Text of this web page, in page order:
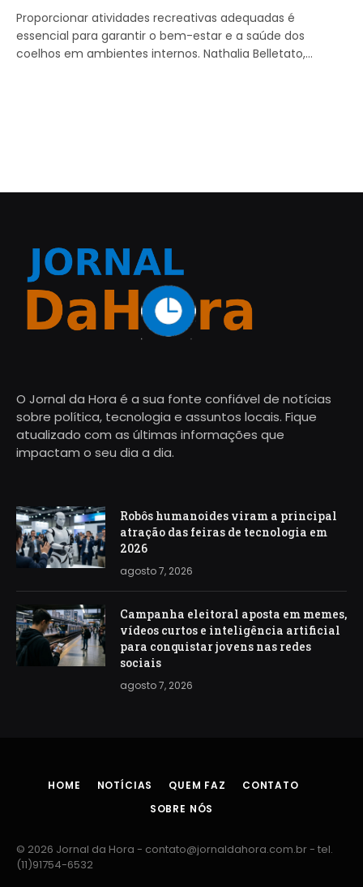
Proporcionar atividades recreativas adequadas é
essencial para garantir o bem-estar e a saúde dos
coelhos em ambientes internos. Nathalia Belletato,…
O Jornal da Hora é a sua fonte confiável de notícias
sobre política, tecnologia e assuntos locais. Fique
atualizado com as últimas informações que
impactam o seu dia a dia.
Robôs humanoides viram a principal
atração das feiras de tecnologia em
2026
agosto 7, 2026
Campanha eleitoral aposta em memes,
vídeos curtos e inteligência artificial
para conquistar jovens nas redes
sociais
agosto 7, 2026
HOME NOTÍCIAS QUEM FAZ
CONTATO
SOBRE NÓS
© 2026 Jornal da Hora - contato@jornaldahora.com.br- tel.
(11)91754-6532